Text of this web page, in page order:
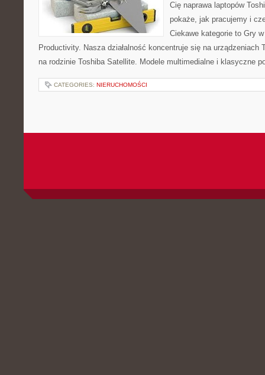
Cię naprawa laptopów
pokaże, jak pracujemy i
Ciekawe kategorie to Gry
Productivity. Nasza działalność koncentruje się na urządzeniach
na rodzinie Toshiba Satellite. Modele multimedialne i klasyczne
CATEGORIES: NIERUCHOMOŚCI